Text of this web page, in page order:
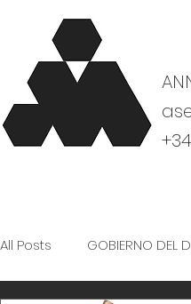
All Posts GOBIERNO DEL